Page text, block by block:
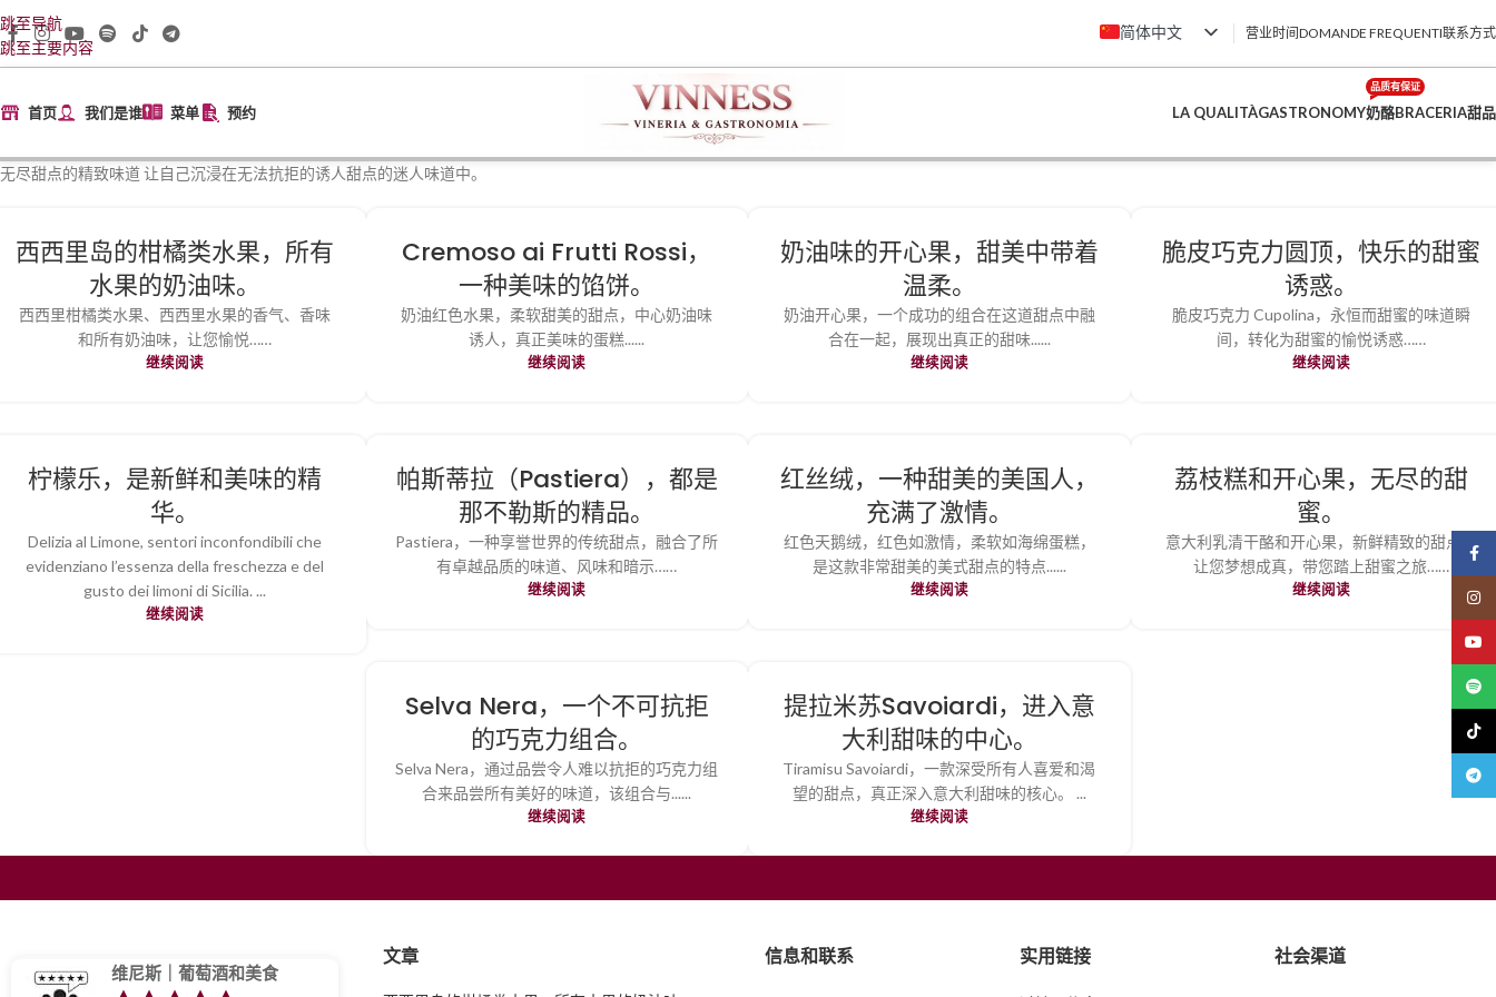
跳至导航
跳至主要内容
简体中文
Italiano
English (UK)
营业时间DOMANDE FREQUENTI联系方式
首页 我们是谁 菜单 预约 LA QUALITÀGASTRONOMY奶酪
品质有保证
BRACERIA甜品
无尽甜点的精致味道 让自己沉浸在无法抗拒的诱人甜点的迷人味道中。
西西里岛的柑橘类水果，所有
水果的奶油味。
西西里柑橘类水果、西西里水果的香气、香味
和所有奶油味，让您愉悦……
继续阅读
Cremoso ai Frutti Rossi，
一种美味的馅饼。
奶油红色水果，柔软甜美的甜点，中心奶油味
诱人，真正美味的蛋糕......
继续阅读
奶油味的开心果，甜美中带着
温柔。
奶油开心果，一个成功的组合在这道甜点中融
合在一起，展现出真正的甜味......
继续阅读
脆皮巧克力圆顶，快乐的甜蜜
诱惑。
脆皮巧克力 Cupolina，永恒而甜蜜的味道瞬
间，转化为甜蜜的愉悦诱惑……
继续阅读
柠檬乐，是新鲜和美味的精
华。
Delizia al Limone, sentori inconfondibili che
evidenziano l’essenza della freschezza e del
gusto dei limoni di Sicilia. ...
继续阅读
帕斯蒂拉（Pastiera），都是
那不勒斯的精品。
Pastiera，一种享誉世界的传统甜点，融合了所
有卓越品质的味道、风味和暗示……
继续阅读
红丝绒，一种甜美的美国人，
充满了激情。
红色天鹅绒，红色如激情，柔软如海绵蛋糕，
是这款非常甜美的美式甜点的特点......
继续阅读
荔枝糕和开心果，无尽的甜
蜜。
意大利乳清干酪和开心果，新鲜精致的甜点，
让您梦想成真，带您踏上甜蜜之旅……
继续阅读
Selva Nera，一个不可抗拒
的巧克力组合。
Selva Nera，通过品尝令人难以抗拒的巧克力组
合来品尝所有美好的味道，该组合与......
继续阅读
提拉米苏Savoiardi，进入意
大利甜味的中心。
Tiramisu Savoiardi，一款深受所有人喜爱和渴
望的甜点，真正深入意大利甜味的核心。 ...
继续阅读
维尼斯｜葡萄酒和美食
文章 信息和联系 实用链接 社会渠道